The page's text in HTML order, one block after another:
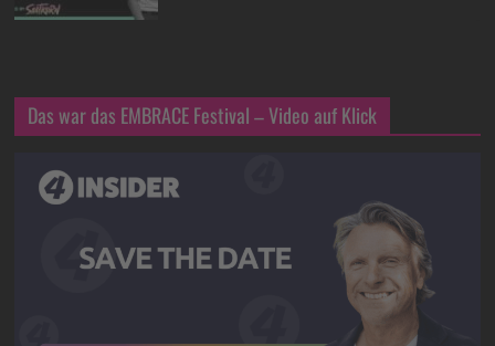
Das war das EMBRACE Festival – Video auf Klick